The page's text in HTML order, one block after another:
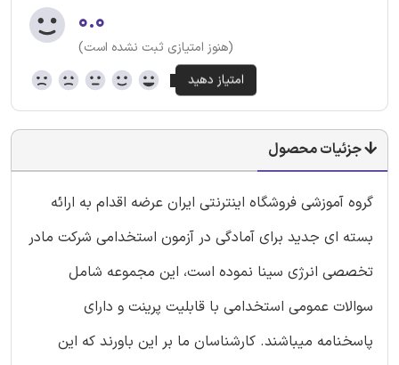
۰.۰
(هنوز امتیازی ثبت نشده است)
جزئیات محصول
گروه آموزشی فروشگاه اینترنتی ایران عرضه اقدام به ارائه
بسته ای جدید برای آمادگی در آزمون استخدامی شرکت مادر
تخصصی انرژی سینا نموده است، این مجموعه شامل
سوالات عمومی استخدامی با قابلیت پرینت و دارای
پاسخنامه میباشند. کارشناسان ما بر این باورند که این